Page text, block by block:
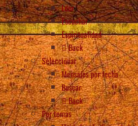
Leer
Escuchar
Espiritualidad
Back
Seleccionar
Mensajes por fecha
Buscar
Back
Por temas